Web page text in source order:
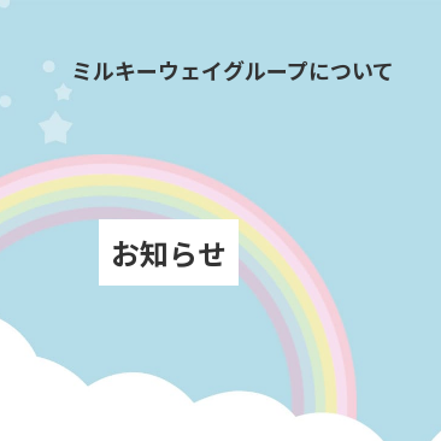
ミルキーウェイグループについて
お知らせ